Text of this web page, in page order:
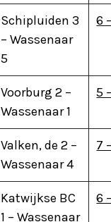
Schipluiden 3
– Wassenaar
5
6
Voorburg 2 –
Wassenaar 1
5
Valken, de 2 –
Wassenaar 4
7
Katwijkse BC
1 – Wassenaar
6